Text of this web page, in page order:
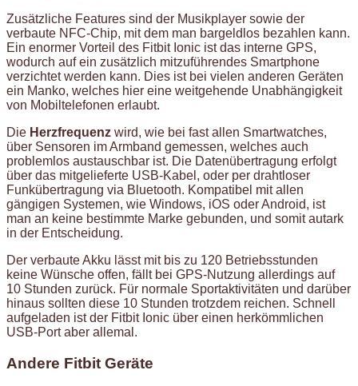
Zusätzliche Features sind der Musikplayer sowie der
verbaute NFC-Chip, mit dem man bargeldlos bezahlen kann.
Ein enormer Vorteil des Fitbit Ionic ist das interne GPS,
wodurch auf ein zusätzlich mitzuführendes Smartphone
verzichtet werden kann. Dies ist bei vielen anderen Geräten
ein Manko, welches hier eine weitgehende Unabhängigkeit
von Mobiltelefonen erlaubt.
Die Herzfrequenz wird, wie bei fast allen Smartwatches,
über Sensoren im Armband gemessen, welches auch
problemlos austauschbar ist. Die Datenübertragung erfolgt
über das mitgelieferte USB-Kabel, oder per drahtloser
Funkübertragung via Bluetooth. Kompatibel mit allen
gängigen Systemen, wie Windows, iOS oder Android, ist
man an keine bestimmte Marke gebunden, und somit autark
in der Entscheidung.
Der verbaute Akku lässt mit bis zu 120 Betriebsstunden
keine Wünsche offen, fällt bei GPS-Nutzung allerdings auf
10 Stunden zurück. Für normale Sportaktivitäten und darüber
hinaus sollten diese 10 Stunden trotzdem reichen. Schnell
aufgeladen ist der Fitbit Ionic über einen herkömmlichen
USB-Port aber allemal.
Andere Fitbit Geräte